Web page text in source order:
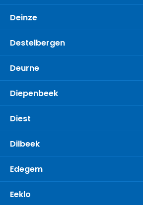
Deinze
Destelbergen
Deurne
Diepenbeek
Diest
Dilbeek
Edegem
Eeklo